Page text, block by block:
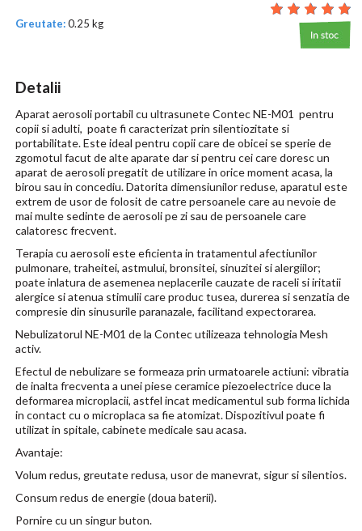
Greutate:0.25 kg
Detalii
Aparat aerosoli portabil cu ultrasunete Contec NE-M01 pentru
copii si adulti, poate fi caracterizat prin silentiozitate si
portabilitate. Este ideal pentru copii care de obicei se sperie de
zgomotul facut de alte aparate dar si pentru cei care doresc un
aparat de aerosoli pregatit de utilizare in orice moment acasa, la
birou sau in concediu. Datorita dimensiunilor reduse, aparatul este
extrem de usor de folosit de catre persoanele care au nevoie de
mai multe sedinte de aerosoli pe zi sau de persoanele care
calatoresc frecvent.
Terapia cu aerosoli este eficienta in tratamentul afectiunilor
pulmonare, traheitei, astmului, bronsitei, sinuzitei si alergiilor;
poate inlatura de asemenea neplacerile cauzate de raceli si iritatii
alergice si atenua stimulii care produc tusea, durerea si senzatia de
compresie din sinusurile paranazale, facilitand expectorarea.
Nebulizatorul NE-M01 de la Contec utilizeaza tehnologia Mesh
activ.
Efectul de nebulizare se formeaza prin urmatoarele actiuni: vibratia
de inalta frecventa a unei piese ceramice piezoelectrice duce la
deformarea microplacii, astfel incat medicamentul sub forma lichida
in contact cu o microplaca sa fie atomizat. Dispozitivul poate fi
utilizat in spitale, cabinete medicale sau acasa.
Avantaje:
Volum redus, greutate redusa, usor de manevrat, sigur si silentios.
Consum redus de energie (doua baterii).
Pornire cu un singur buton.